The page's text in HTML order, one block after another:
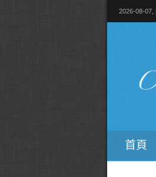
2026-08-07,
首頁